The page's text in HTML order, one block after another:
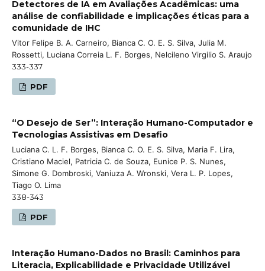
Detectores de IA em Avaliações Acadêmicas: uma
análise de confiabilidade e implicações éticas para a
comunidade de IHC
Vitor Felipe B. A. Carneiro, Bianca C. O. E. S. Silva, Julia M.
Rossetti, Luciana Correia L. F. Borges, Nelcileno Virgilio S. Araujo
333-337
PDF
“O Desejo de Ser”: Interação Humano-Computador e
Tecnologias Assistivas em Desafio
Luciana C. L. F. Borges, Bianca C. O. E. S. Silva, Maria F. Lira,
Cristiano Maciel, Patricia C. de Souza, Eunice P. S. Nunes,
Simone G. Dombroski, Vaniuza A. Wronski, Vera L. P. Lopes,
Tiago O. Lima
338-343
PDF
Interação Humano-Dados no Brasil: Caminhos para
Literacia, Explicabilidade e Privacidade Utilizável